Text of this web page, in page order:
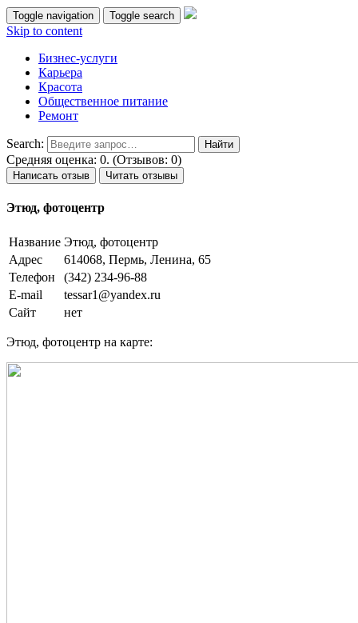
Toggle navigation Toggle search
Skip to content
Бизнес-услуги
Карьера
Красота
Общественное питание
Ремонт
Search:
Средняя оценка: 0. (Отзывов: 0)
Написать отзыв Читать отзывы
Этюд, фотоцентр
Название Этюд, фотоцентр
Адрес
614068, Пермь, Ленина, 65
Телефон
(342) 234-96-88
E-mail
tessar1@yandex.ru
Сайт
нет
Этюд, фотоцентр на карте: